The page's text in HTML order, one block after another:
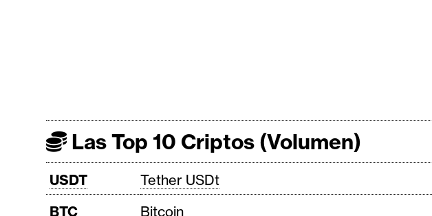
Las Top 10 Criptos (Volumen)
USDT Tether USDt
BTC
Bitcoin